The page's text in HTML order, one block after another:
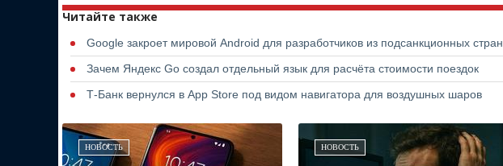
Читайте также
Google закроет мировой Android для разработчиков из подсанкционных стран
Зачем Яндекс Go создал отдельный язык для расчёта стоимости поездок
Т-Банк вернулся в App Store под видом навигатора для воздушных шаров
НОВОСТЬ НОВОСТЬ